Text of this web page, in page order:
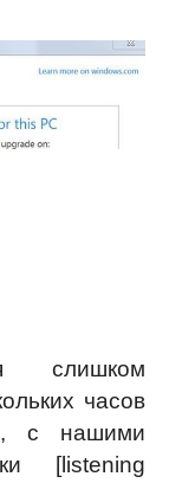
слишком
часов
с нашими
[listening